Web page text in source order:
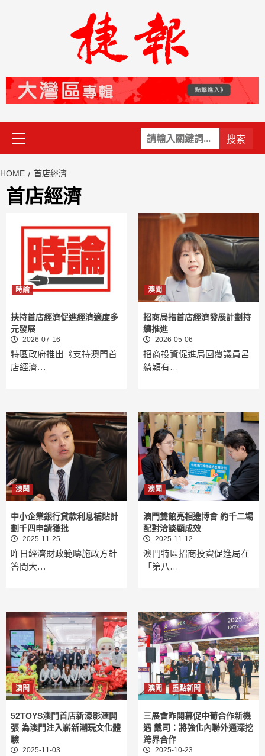
關
鍵
Primary
Menu
HOME 首店經濟
首店經濟
時論
扶持首店經濟促進經濟適度多
元發展
2026-07-16
特區政府推出《支持澳門首
店經濟…
澳聞
招商局指首店經濟發展計劃持
續推進
2026-05-06
招商投資促進局回覆議員呂
綺穎有…
澳聞
中小企業銀行貸款利息補貼計
劃千四申請獲批
2025-11-25
昨日經濟財政範疇施政方針
答問大…
澳聞
澳門雙館亮相進博會 約千二場
配對洽談顯成效
2025-11-12
澳門特區招商投資促進局在
「第八…
澳聞
52TOYS澳門首店新濠影滙開
張 為澳門注入嶄新潮玩文化體
驗
2025-11-03
澳聞 重點新聞
三展會昨開幕促中葡合作新機
遇 戴司：將強化內聯外通深挖
跨界合作
2025-10-23